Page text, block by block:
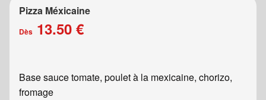
Pizza Méxicaine
Dès 13.50 €
Base sauce tomate, poulet à la mexicaine, chorizo,
fromage